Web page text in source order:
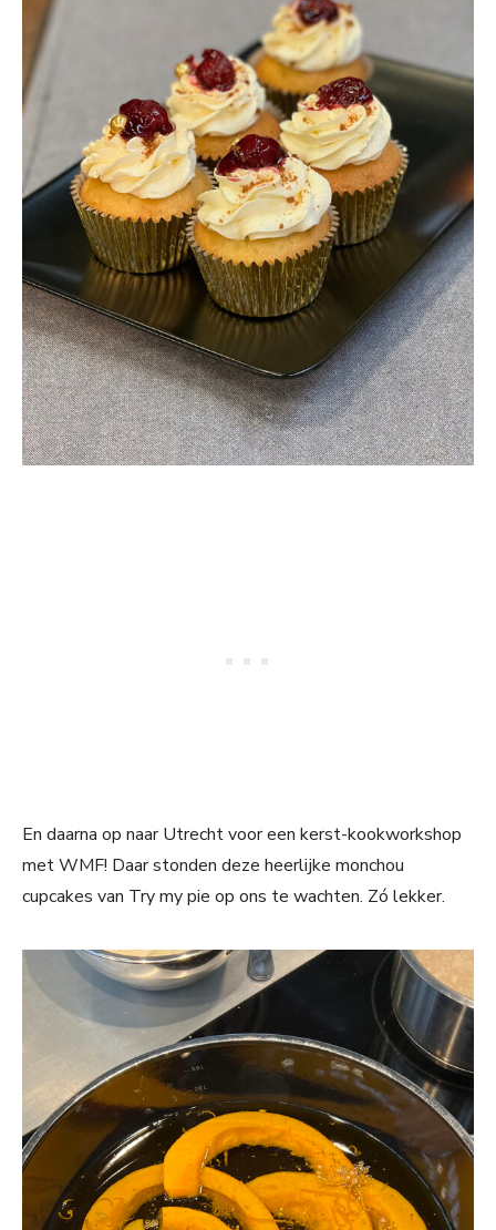
En daarna op naar Utrecht voor een kerst-kookworkshop
met WMF! Daar stonden deze heerlijke monchou
cupcakes van Try my pie op ons te wachten. Zó lekker.